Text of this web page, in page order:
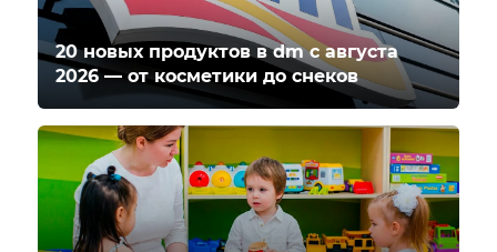
20 новых продуктов в dm с августа
2026 — от косметики до снеков